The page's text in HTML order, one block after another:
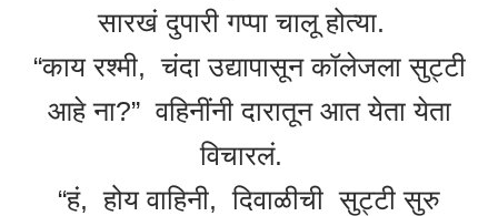
सारखं दुपारी गप्पा चालू होत्या.
“काय रश्मी, चंदा उद्यापासून कॉलेजला सुट्टी
आहे ना?” वहिनींनी दारातून आत येता येता
विचारलं.
“हं, होय वाहिनी, दिवाळीची सुट्टी सुरु